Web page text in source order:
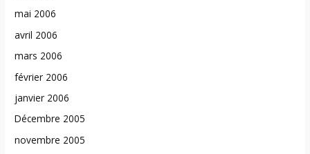
mai 2006
avril 2006
mars 2006
février 2006
janvier 2006
Décembre 2005
novembre 2005